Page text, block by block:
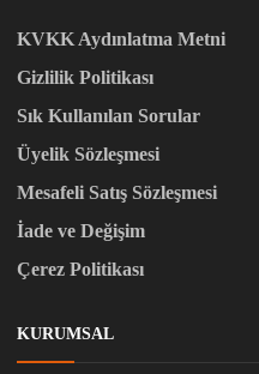
KVKK Aydınlatma Metni
Gizlilik Politikası
Sık Kullanılan Sorular
Üyelik Sözleşmesi
Mesafeli Satış Sözleşmesi
İade ve Değişim
Çerez Politikası
KURUMSAL